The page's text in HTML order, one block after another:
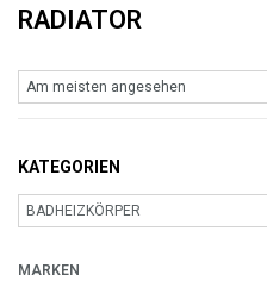
RADIATOR
KATEGORIEN
MARKEN